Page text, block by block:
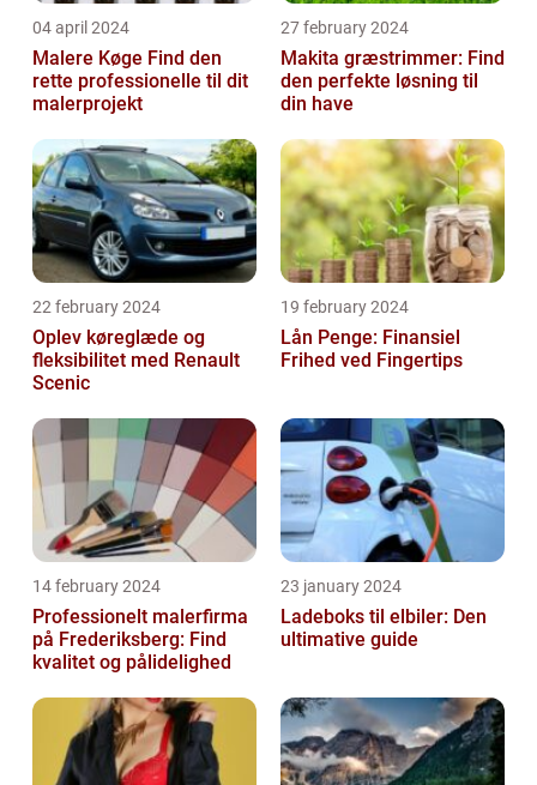
04 april 2024
Malere Køge Find den
rette professionelle til dit
malerprojekt
27 february 2024
Makita græstrimmer: Find
den perfekte løsning til
din have
22 february 2024
Oplev køreglæde og
fleksibilitet med Renault
Scenic
19 february 2024
Lån Penge: Finansiel
Frihed ved Fingertips
14 february 2024
Professionelt malerfirma
på Frederiksberg: Find
kvalitet og pålidelighed
23 january 2024
Ladeboks til elbiler: Den
ultimative guide